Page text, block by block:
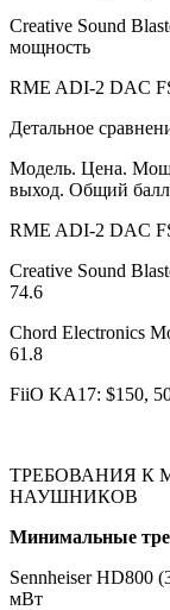
Creative Sound
мощность
RME ADI-2 DAC
Детальное
Модель. Цена.
выход. Общий
RME ADI-2 DAC
Creative Sound
74.6
Chord Electronics
61.8
FiiO KA17: $150,
ТРЕБОВАНИЯ К
НАУШНИКОВ
Минимальные
Sennheiser HD800
мВт